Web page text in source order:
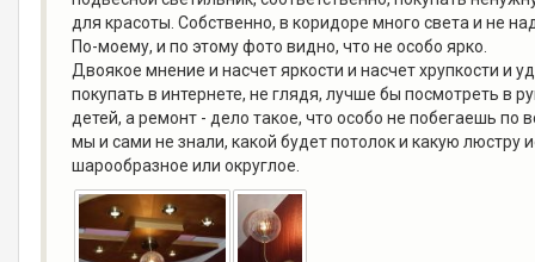
для красоты. Собственно, в коридоре много света и не
По-моему, и по этому фото видно, что не особо ярко.
Двоякое мнение и насчет яркости и насчет хрупкости и
покупать в интернете, не глядя, лучше бы посмотреть в
детей, а ремонт - дело такое, что особо не побегаешь
мы и сами не знали, какой будет потолок и какую
шарообразное или округлое.